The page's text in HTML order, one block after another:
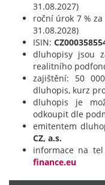
31.08.2027)
roční úrok 7 %
31.08.2028)
ISIN:
dluhopisy jsou
realitního
zajištění: 50
dluhopis, kurz
dluhopis je
odkoupit dle
emitentem
CZ, a.s.
informace na
finance.eu